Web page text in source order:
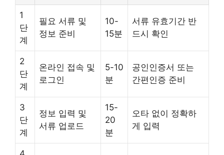
1
단
계
필요 서류 및
정보 준비
10-
15분
서류 유효기간 반
드시 확인
2
단
계
온라인 접속 및
로그인
5-10
분
공인인증서 또는
간편인증 준비
3
단
계
정보 입력 및
서류 업로드
15-
20
분
오타 없이 정확하
게 입력